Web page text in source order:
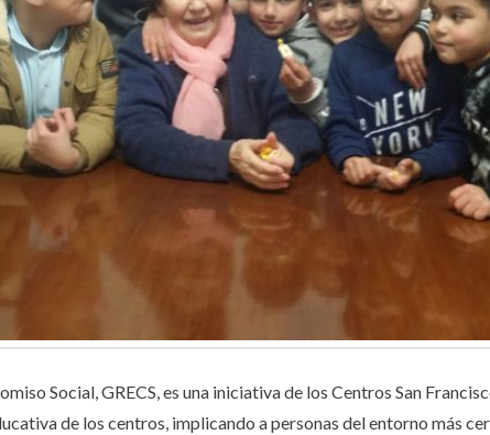
Social, GRECS, es una iniciativa de los Centros San
de los centros, implicando a personas del entorno más